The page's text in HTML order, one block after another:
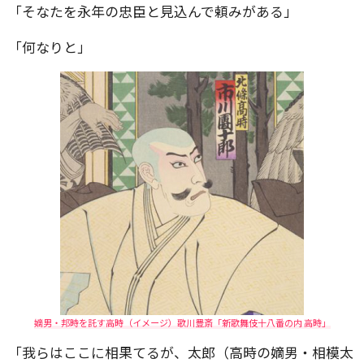
「そなたを永年の忠臣と見込んで頼みがある」
「何なりと」
嫡男・邦時を託す高時（イメージ）歌川豊斎「新歌舞伎十八番の内 高時」
「我らはここに相果てるが、太郎（高時の嫡男・相模太